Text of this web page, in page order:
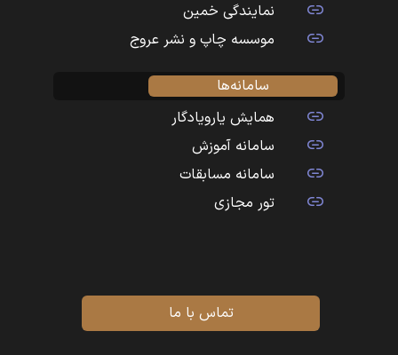
نمایندگی خمین
موسسه چاپ و نشر عروج
سامانه‌ها
همایش یارویادگار
سامانه آموزش
سامانه مسابقات
تور مجازی
تماس با ما